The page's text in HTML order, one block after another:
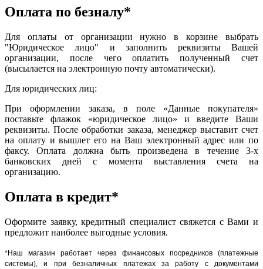
Оплата по безналу*
Для оплаты от организации нужно в корзине выбрать
"Юридическое лицо" и заполнить реквизиты Вашей
организации, после чего оплатить полученный счет
(высылается на электронную почту автоматически).
Для юридических лиц:
При оформлении заказа, в поле «Данные покупателя»
поставьте флажок «юридическое лицо» и введите Ваши
реквизиты. После обработки заказа, менеджер выставит счет
на оплату и вышлет его на Ваш электронный адрес или по
факсу. Оплата должна быть произведена в течение 3-х
банковских дней с момента выставления счета на
организацию.
Оплата в кредит*
Оформите заявку, кредитный специалист свяжется с Вами и
предложит наиболее выгодные условия.
*Наш магазин работает через финансовых посредников (платежные
системы), и при безналичных платежах за работу с документами